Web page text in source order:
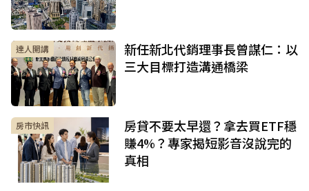
達人開講
新任新北代銷理事長曾謀仁：以
三大目標打造溝通橋梁
房市快訊
房貸不要太早還？拿去買ETF穩
賺4%？專家揭短影音沒說完的
真相